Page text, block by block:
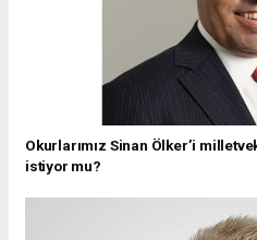
Okurlarımız Sinan Ölker’i
istiyor mu?